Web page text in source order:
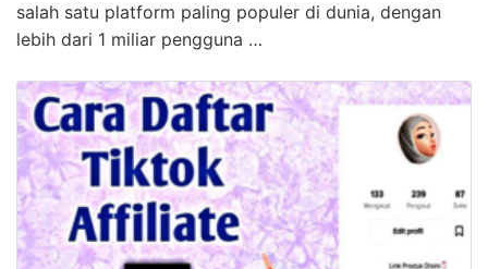
salah satu platform paling populer di dunia, dengan
lebih dari 1 miliar pengguna …